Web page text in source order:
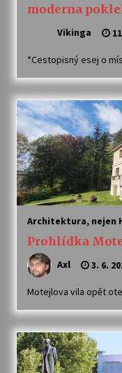
moderna
Vikinga
*Cestopisný esej o
Architektura, nejen
Prohlídka
Axl 3. 6.
Motejlova vila opět